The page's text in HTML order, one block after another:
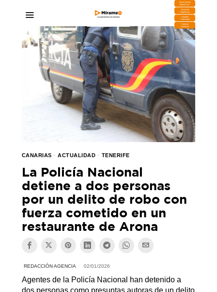
DESCARGA
MIRAPLAY
Buzón de
Sugerencias
Contratar
Publicidad
Contacto
Comercial
CANARIAS · ACTUALIDAD · TENERIFE
La Policía Nacional
detiene a dos personas
por un delito de robo con
fuerza cometido en un
restaurante de Arona
REDACCIÓN AGENCIA 02/01/2026
Agentes de la Policía Nacional han detenido a
dos personas como presuntas autoras de un delito